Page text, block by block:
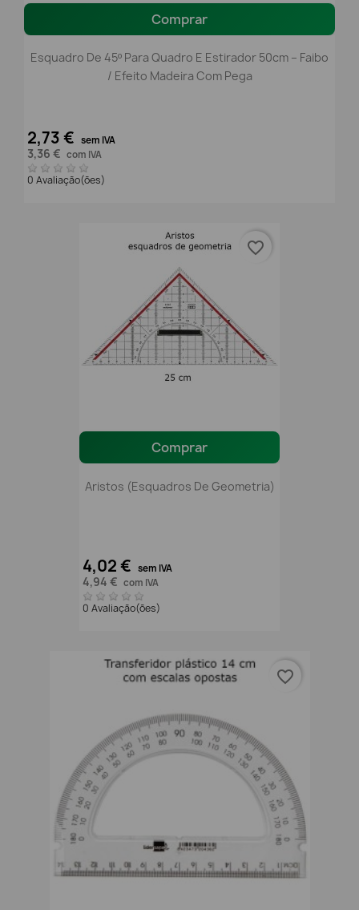
Comprar
Esquadro De 45º Para Quadro E Estirador 50cm – Faibo
/ Efeito Madeira Com Pega
2,73 € sem IVA
3,36 € com IVA
0 Avaliação(ões)
Comprar
Aristos (esquadros De Geometria)
4,02 € sem IVA
4,94 € com IVA
0 Avaliação(ões)
favorite_border
favorite_border